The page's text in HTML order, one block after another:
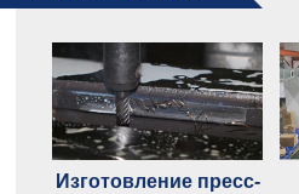
Изготовление пресс-